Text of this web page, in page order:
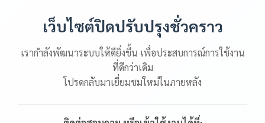
เว็บไซต์ปิดปรับปรุงชั่วคราว
เรากำลังพัฒนาระบบให้ดียิ่งขึ้น เพื่อประสบการณ์การใช้งาน
ที่ดีกว่าเดิม
โปรดกลับมาเยี่ยมชมใหม่ในภายหลัง